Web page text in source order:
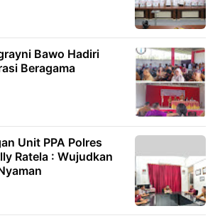
Bawo Hadiri
Beragama
Unit PPA Polres
Ratela : Wujudkan